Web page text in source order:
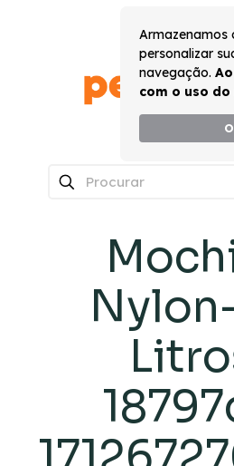
Armazenamos
personalizar
navegação.
com o uso do